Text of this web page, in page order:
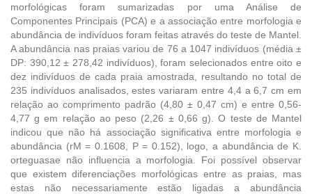
morfológicas foram sumarizadas por uma Análise de
Componentes Principais (PCA) e a associação entre morfologia e
abundância de indivíduos foram feitas através do teste de Mantel.
A abundância nas praias variou de 76 a 1047 indivíduos (média ±
DP: 390,12 ± 278,42 indivíduos), foram selecionados entre oito e
dez indivíduos de cada praia amostrada, resultando no total de
235 indivíduos analisados, estes variaram entre 4,4 a 6,7 cm em
relação ao comprimento padrão (4,80 ± 0,47 cm) e entre 0,56-
4,77 g em relação ao peso (2,26 ± 0,66 g). O teste de Mantel
indicou que não há associação significativa entre morfologia e
abundância (rM = 0.1608, P = 0.152), logo, a abundância de K.
orteguasae não influencia a morfologia. Foi possível observar
que existem diferenciações morfológicas entre as praias, mas
estas não necessariamente estão ligadas a abundância